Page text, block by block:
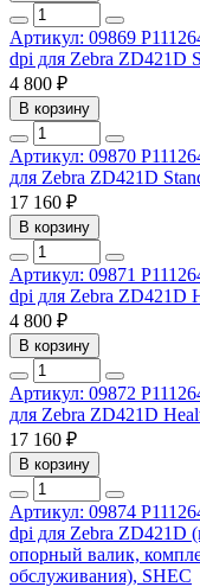
Артикул: 09869
dpi для Zebra ZD421D
4 800 ₽
В корзину
Артикул: 09870
для Zebra ZD421D
17 160 ₽
В корзину
Артикул: 09871
dpi для Zebra ZD421D
4 800 ₽
В корзину
Артикул: 09872
для Zebra ZD421D
17 160 ₽
В корзину
Артикул: 09874
dpi для Zebra ZD421D
опорный валик,
обслуживания), SHEC